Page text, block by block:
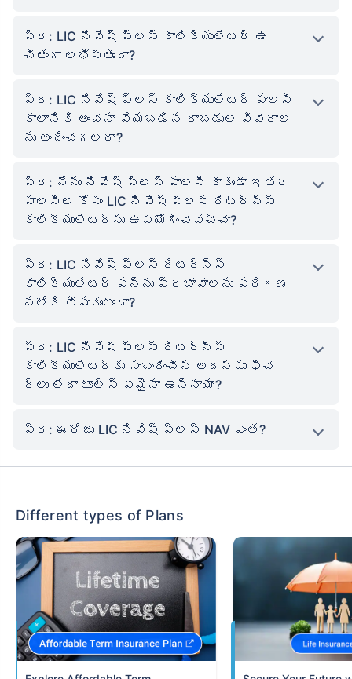
ప్ర: LIC నివేష్ ప్లస్ కాలిక్యులేటర్ ఉ
చితంగా లభిస్తుందా?
ప్ర: LIC నివేష్ ప్లస్ కాలిక్యులేటర్ పాలసీ
కాలానికి అంచనా వేయబడిన రాబడుల వివరాల
ను అందించగలదా?
ప్ర: నేను నివేష్ ప్లస్ పాలసీ కాకుండా ఇతర
పాలసీల కోసం LIC నివేష్ ప్లస్ రిటర్న్స్
కాలిక్యులేటర్‌ను ఉపయోగించవచ్చా?
ప్ర: LIC నివేష్ ప్లస్ రిటర్న్స్
కాలిక్యులేటర్ పన్ను ప్రభావాలను పరిగణ
నలోకి తీసుకుంటుందా?
ప్ర: LIC నివేష్ ప్లస్ రిటర్న్స్
కాలిక్యులేటర్‌కు సంబంధించిన అదనపు ఫీచ
ర్లు లేదా టూల్స్ ఏమైనా ఉన్నాయా?
ప్ర: ఈరోజు LIC నివేష్ ప్లస్ NAV ఎంత?
Different types of Plans